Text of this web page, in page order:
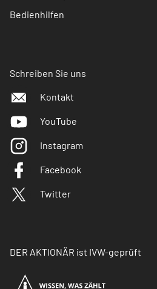
Bedienhilfen
Schreiben Sie uns
Kontakt
YouTube
Instagram
Facebook
Twitter
DER AKTIONÄR ist IVW-geprüft